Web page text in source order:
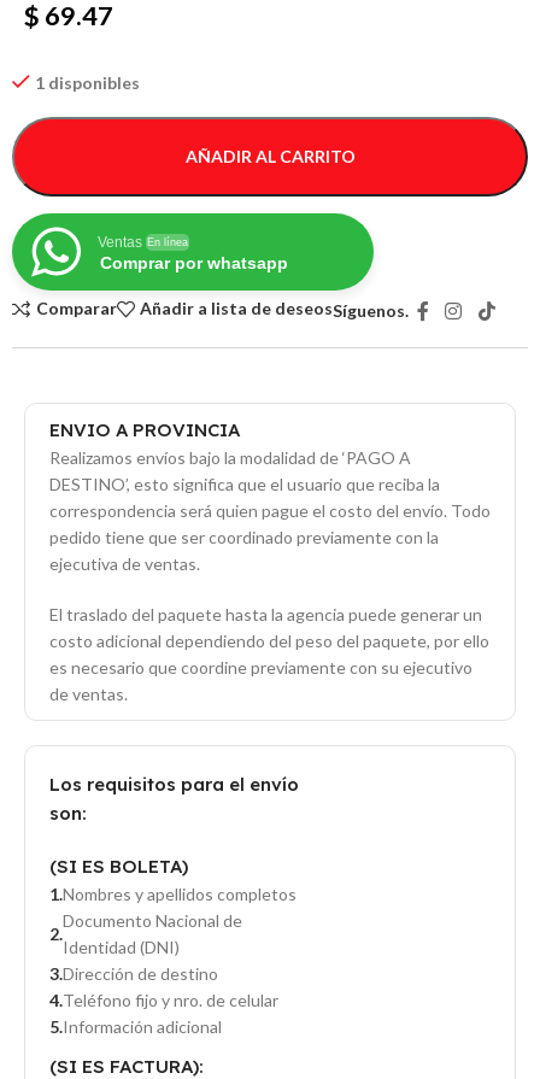
$ 69.47
1 disponibles
AÑADIR AL CARRITO
Ventas En línea
Comprar por whatsapp
Comparar Añadir a lista de deseosSíguenos.
ENVIO A PROVINCIA
Realizamos envíos bajo la modalidad de ‘PAGO A
DESTINO’, esto significa que el usuario que reciba la
correspondencia será quien pague el costo del envío. Todo
pedido tiene que ser coordinado previamente con la
ejecutiva de ventas.
El traslado del paquete hasta la agencia puede generar un
costo adicional dependiendo del peso del paquete, por ello
es necesario que coordine previamente con su ejecutivo
de ventas.
Los requisitos para el envío
son:
(SI ES BOLETA)
Nombres y apellidos completos
Documento Nacional de
Identidad (DNI)
Dirección de destino
Teléfono fijo y nro. de celular
Información adicional
(SI ES FACTURA):